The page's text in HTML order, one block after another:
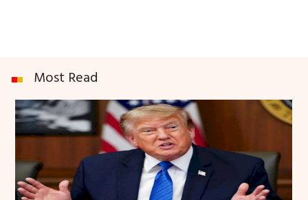
Most Read